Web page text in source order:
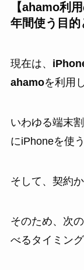
【ahamo利
年間使う目
現在は、
ahamoを利用
いわゆる端末
にiPhoneを使
そして、契約
そのため、次の
べるタイミン